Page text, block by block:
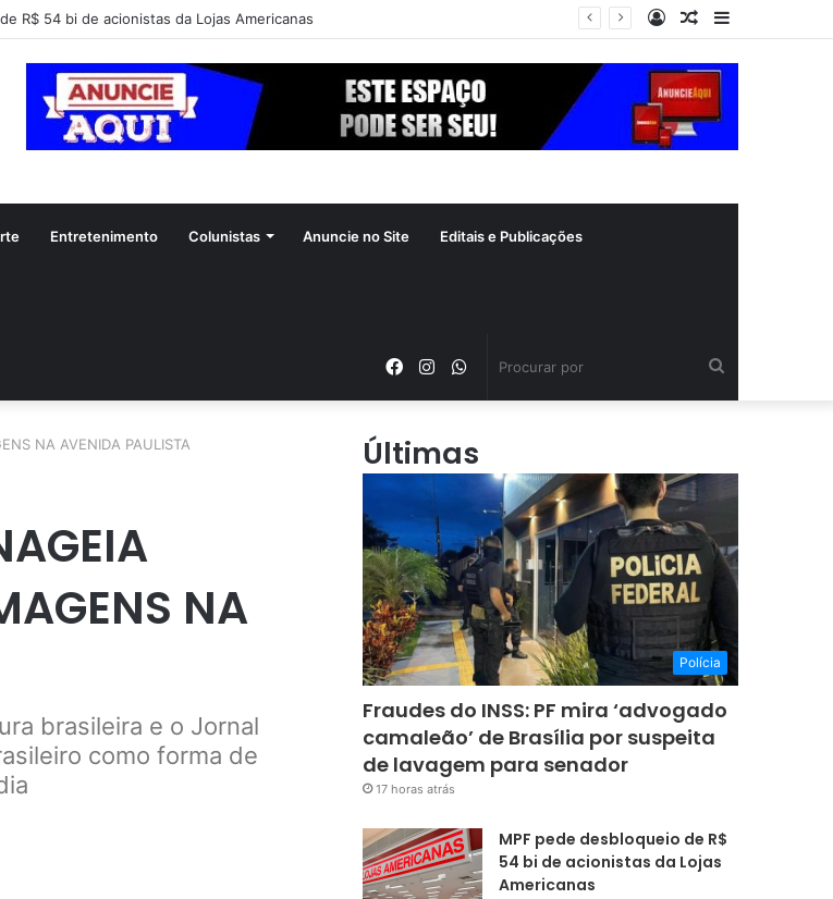
mobilização para convenção do PSDB em Goiás
Barra
Artigo
Entrar
Entretenimento Colunistas Anuncie no Site Editais e Publicações
WhatsApp
Instagram
Facebook
NA AVENIDA PAULISTA
NA
brasileira e o Jornal
como forma de
Últimas
Polícia
Fraudes do INSS: PF mira ‘advogado
camaleão’ de Brasília por suspeita
de lavagem para senador
17 horas atrás
MPF pede desbloqueio de R$
54 bi de acionistas da Lojas
Americanas